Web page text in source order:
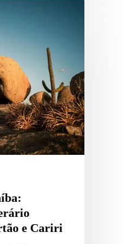
e Cariri